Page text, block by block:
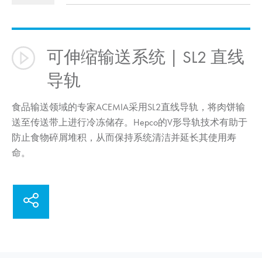
可伸缩输送系统 | SL2 直线
导轨
食品输送领域的专家ACEMIA采用SL2直线导轨，将肉饼输
送至传送带上进行冷冻储存。Hepco的V形导轨技术有助于
防止食物碎屑堆积，从而保持系统清洁并延长其使用寿
命。